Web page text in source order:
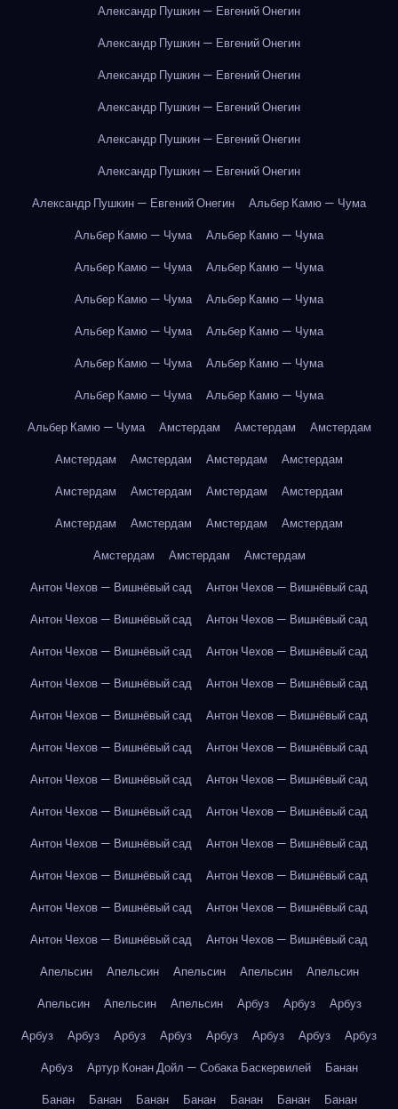
Александр Пушкин — Евгений Онегин
Александр Пушкин — Евгений Онегин
Александр Пушкин — Евгений Онегин
Александр Пушкин — Евгений Онегин
Александр Пушкин — Евгений Онегин
Александр Пушкин — Евгений Онегин
Александр Пушкин — Евгений Онегин
Альбер Камю — Чума
Альбер Камю — Чума
Альбер Камю — Чума
Альбер Камю — Чума
Альбер Камю — Чума
Альбер Камю — Чума
Альбер Камю — Чума
Альбер Камю — Чума
Альбер Камю — Чума
Альбер Камю — Чума
Альбер Камю — Чума
Альбер Камю — Чума
Альбер Камю — Чума
Альбер Камю — Чума
Амстердам Амстердам
Амстердам
Амстердам
Амстердам Амстердам
Амстердам
Амстердам
Амстердам Амстердам
Амстердам
Амстердам
Амстердам Амстердам
Амстердам
Амстердам
Амстердам
Амстердам
Антон Чехов — Вишнёвый сад
Антон Чехов — Вишнёвый сад
Антон Чехов — Вишнёвый сад
Антон Чехов — Вишнёвый сад
Антон Чехов — Вишнёвый сад
Антон Чехов — Вишнёвый сад
Антон Чехов — Вишнёвый сад
Антон Чехов — Вишнёвый сад
Антон Чехов — Вишнёвый сад
Антон Чехов — Вишнёвый сад
Антон Чехов — Вишнёвый сад
Антон Чехов — Вишнёвый сад
Антон Чехов — Вишнёвый сад
Антон Чехов — Вишнёвый сад
Антон Чехов — Вишнёвый сад
Антон Чехов — Вишнёвый сад
Антон Чехов — Вишнёвый сад
Антон Чехов — Вишнёвый сад
Антон Чехов — Вишнёвый сад
Антон Чехов — Вишнёвый сад
Антон Чехов — Вишнёвый сад
Антон Чехов — Вишнёвый сад
Антон Чехов — Вишнёвый сад
Антон Чехов — Вишнёвый сад
Апельсин
Апельсин Апельсин Апельсин
Апельсин
Апельсин
Апельсин Апельсин Арбуз Арбуз
Арбуз
Арбуз
Арбуз Арбуз Арбуз Арбуз Арбуз Арбуз
Арбуз
Арбуз
Артур Конан Дойл — Собака Баскервилей
Банан
Банан
Банан Банан Банан Банан Банан Банан